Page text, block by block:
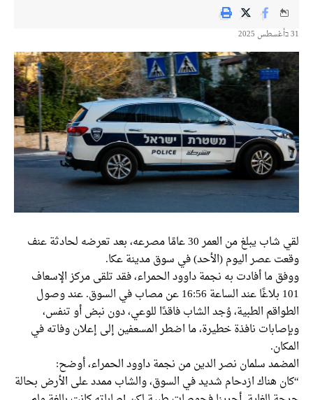
لقي شاب يبلغ من العمر 30 عامًا مصرعه، بعد تعرضه لحادثة عنف
عصر اليوم (الأحد) في سوق مدينة عكا.
ما أفادت به نجمة داوود الحمراء، فقد تلقى مركز الإسعاف
101 بلاغًا عند الساعة 16:56 عن مصاب في السوق. عند وصول
الطبية، وُجد الشاب فاقدًا للوعي، دون نبض أو تنفس،
نافذة خطيرة، ما اضطر المسعفين إلى إعلان وفاته في
سلمان نصر الدين من نجمة داوود الحمراء، أوضح:
هناك ازدحام شديد في السوق، والشاب ممدد على الأرض بحالة